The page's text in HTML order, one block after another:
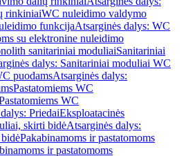
rinkiniaiWC nuleidimo valdymo
funkcijaAtsarginės dalys: WC
su elektronine nuleidimo
sanitariniai moduliaiSanitariniai
dalys: Sanitariniai moduliai WC
puodamsAtsarginės dalys:
Pastatomiems WC
WC
PriedaiEksploatacinės
skirti bidėAtsarginės dalys:
Pakabinamoms ir pastatomoms
ir pastatomoms